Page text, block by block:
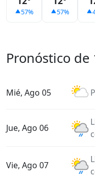
57% 57%
Pronóstico
Mié, Ago 05
Jue, Ago 06
Vie, Ago 07